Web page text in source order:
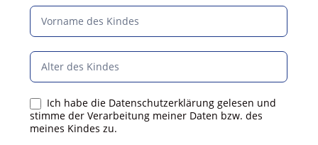
Ich habe die Datenschutzerklärung gelesen und
stimme der Verarbeitung meiner Daten bzw. des
meines Kindes zu.